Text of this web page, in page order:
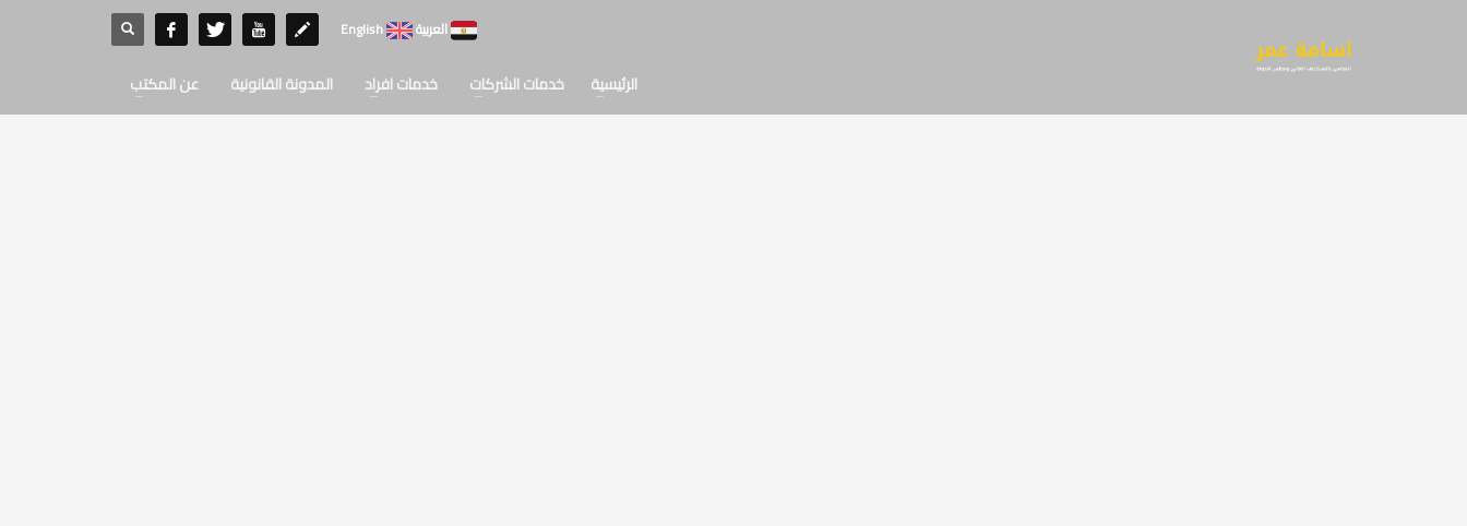
العربية English
الرئيسية خدمات الشركات خدمات افراد المدونة القانونية عن المكتب